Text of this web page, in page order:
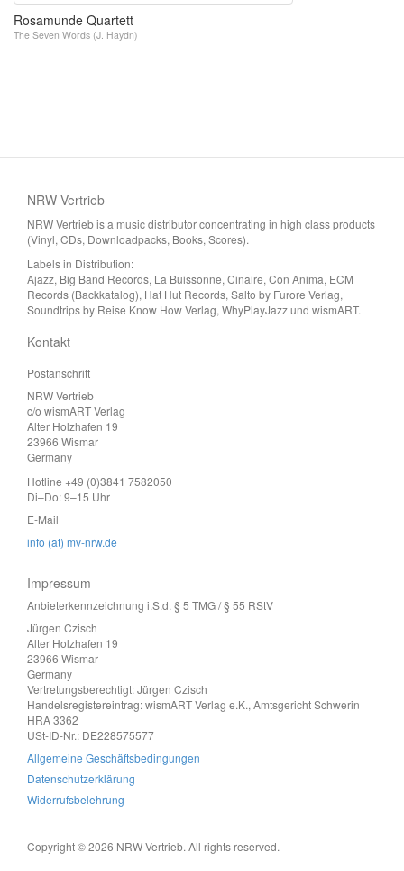
Rosamunde Quartett
The Seven Words (J. Haydn)
NRW Vertrieb
NRW Vertrieb is a music distributor concentrating in high class products
(Vinyl, CDs, Downloadpacks, Books, Scores).
Labels in Distribution:
Ajazz, Big Band Records, La Buissonne, Cinaire, Con Anima, ECM
Records (Backkatalog), Hat Hut Records, Salto by Furore Verlag,
Soundtrips by Reise Know How Verlag, WhyPlayJazz und wismART.
Kontakt
Postanschrift
NRW Vertrieb
c/o wismART Verlag
Alter Holzhafen 19
23966 Wismar
Germany
Hotline +49 (0)3841 7582050
Di–Do: 9–15 Uhr
E-Mail
info (at) mv-nrw.de
Impressum
Anbieterkennzeichnung i.S.d. § 5 TMG / § 55 RStV
Jürgen Czisch
Alter Holzhafen 19
23966 Wismar
Germany
Vertretungsberechtigt: Jürgen Czisch
Handelsregistereintrag: wismART Verlag e.K., Amtsgericht Schwerin
HRA 3362
USt-ID-Nr.: DE228575577
Allgemeine Geschäftsbedingungen
Datenschutzerklärung
Widerrufsbelehrung
Copyright © 2026 NRW Vertrieb. All rights reserved.